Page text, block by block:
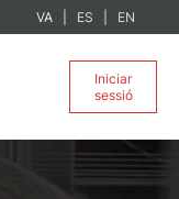
VA ES EN
Iniciar
sessió